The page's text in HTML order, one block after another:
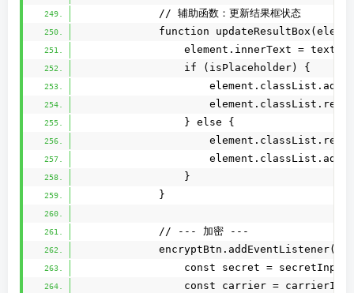
            // 辅助函数：更新结果框状态
function
                element.innerText = text;
                if (isPlaceholder) {
                } else {
                }
            }
            // --- 加密 ---
const secret =
const carrier =